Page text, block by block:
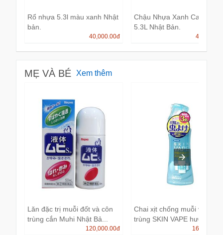
Rổ nhựa 5.3l màu xanh Nhật
bản.
40,000.00đ
Chậu Nhựa Xanh Cao Cấp
5.3L Nhật Bản.
40,000.00
MẸ VÀ BÉ Xem thêm
Lăn đặc trị muỗi đốt và côn
trùng cắn Muhi Nhật Bả...
120,000.00đ
Chai xịt chống muỗi và côn
trùng SKIN VAPE hương c...
160,000.00